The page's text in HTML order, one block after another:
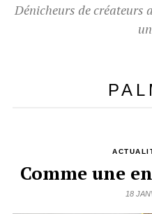
Dénicheurs de créateurs
Comme une
18